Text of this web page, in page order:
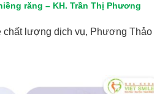
răng – KH. Trần Thị Phương
chất lượng dịch vụ, Phương Thảo